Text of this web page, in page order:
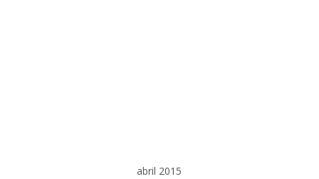
abril 2015